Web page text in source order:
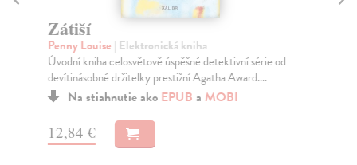
Zátiší
Penny Louise | Elektronická kniha
Úvodní kniha celosvětově úspěšné detektivní série od
devítinásobné držitelky prestižní Agatha Award....
Na stiahnutie ako EPUB a MOBI
12,84 €